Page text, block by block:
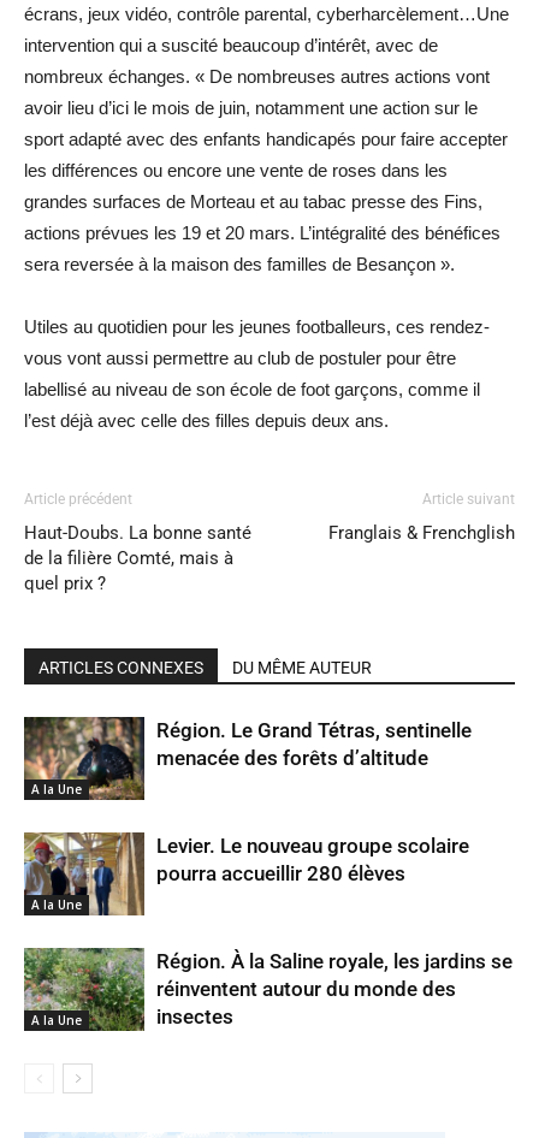
écrans, jeux vidéo, contrôle parental, cyberharcèlement…Une
intervention qui a suscité beaucoup d’intérêt, avec de
nombreux échanges. « De nombreuses autres actions vont
avoir lieu d’ici le mois de juin, notamment une action sur le
sport adapté avec des enfants handicapés pour faire accepter
les différences ou encore une vente de roses dans les
grandes surfaces de Morteau et au tabac presse des Fins,
actions prévues les 19 et 20 mars. L’intégralité des bénéfices
sera reversée à la maison des familles de Besançon ».
Utiles au quotidien pour les jeunes footballeurs, ces rendez-
vous vont aussi permettre au club de postuler pour être
labellisé au niveau de son école de foot garçons, comme il
l’est déjà avec celle des filles depuis deux ans.
Article précédent
Haut-Doubs. La bonne santé
de la filière Comté, mais à
quel prix ?
Article suivant
Franglais & Frenchglish
ARTICLES CONNEXES DU MÊME AUTEUR
A la Une
Région. Le Grand Tétras, sentinelle
menacée des forêts d’altitude
A la Une
Levier. Le nouveau groupe scolaire
pourra accueillir 280 élèves
A la Une
Région. À la Saline royale, les jardins se
réinventent autour du monde des
insectes